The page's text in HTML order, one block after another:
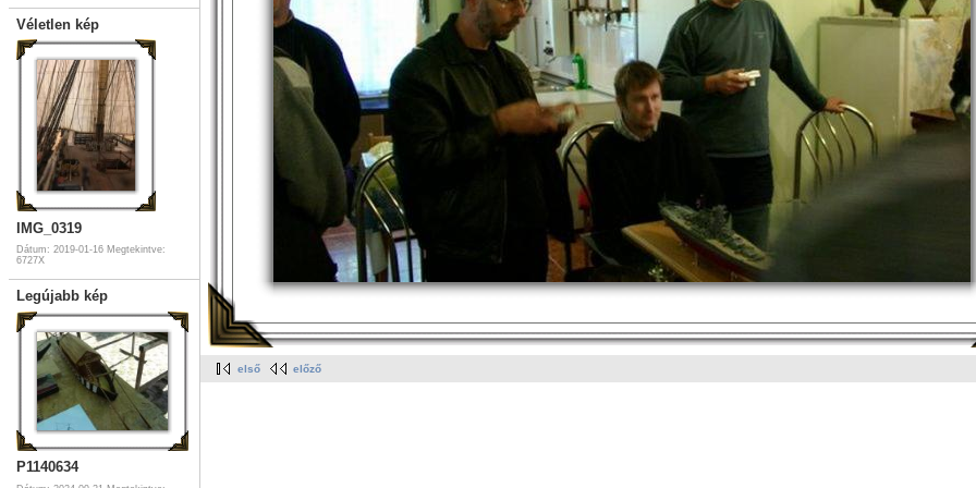
Véletlen kép
IMG_0319
Dátum: 2019-01-16 Megtekintve:
6727X
Legújabb kép
P1140634
első előző